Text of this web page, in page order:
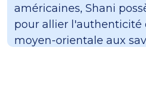
américaines, Shani
pour allier l'authenticité
moyen-orientale aux